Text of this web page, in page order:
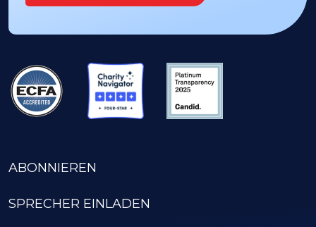
ABONNIEREN
SPRECHER EINLADEN